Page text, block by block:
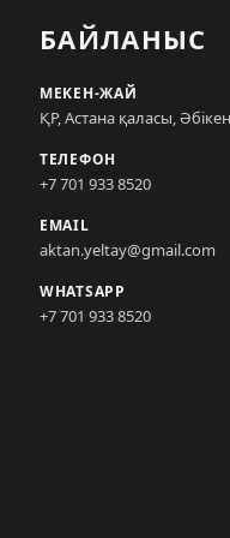
БАЙЛАНЫС
МЕКЕН-ЖАЙ
ҚР, Астана қаласы,
ТЕЛЕФОН
+7 701 933 8520
EMAIL
aktan.yeltay@gmail.com
WHATSAPP
+7 701 933 8520